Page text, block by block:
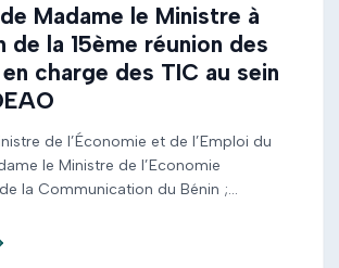
Madame le Ministre à
de la 15ème réunion des
charge des TIC au sein
de l’Économie et de l’Emploi du
le Ministre de l’Economie
la Communication du Bénin ;
de Communication de la Gambie ;